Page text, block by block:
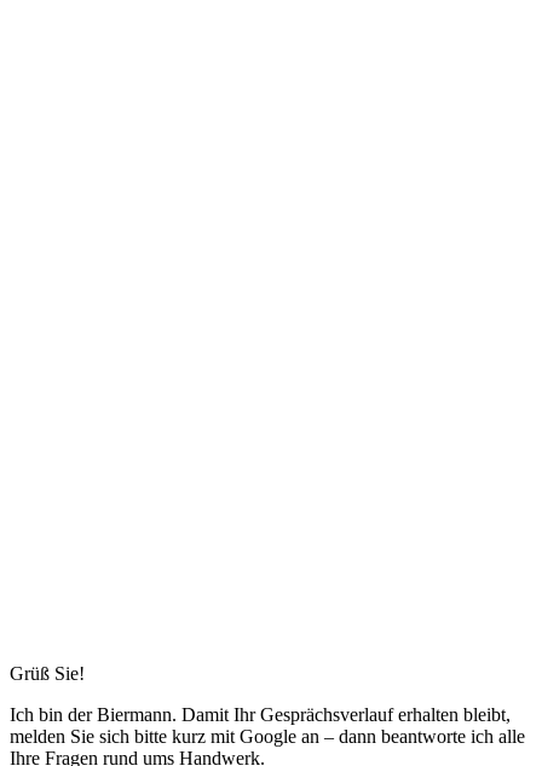
Grüß Sie!
Ich bin der Biermann. Damit Ihr Gesprächsverlauf erhalten bleibt,
melden Sie sich bitte kurz mit Google an – dann beantworte ich alle
Ihre Fragen rund ums Handwerk.